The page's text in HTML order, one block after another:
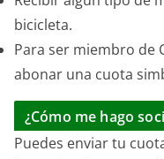
bicicleta.
Para ser miembro de
abonar una cuota
¿Cómo me hago
Puedes enviar tu